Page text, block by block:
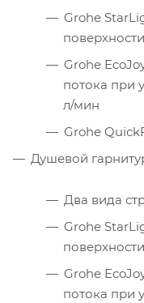
Grohe
поверхности
Grohe
потока при
л/мин
Grohe
Душевой
Два вида
Grohe
поверхности
Grohe
потока при